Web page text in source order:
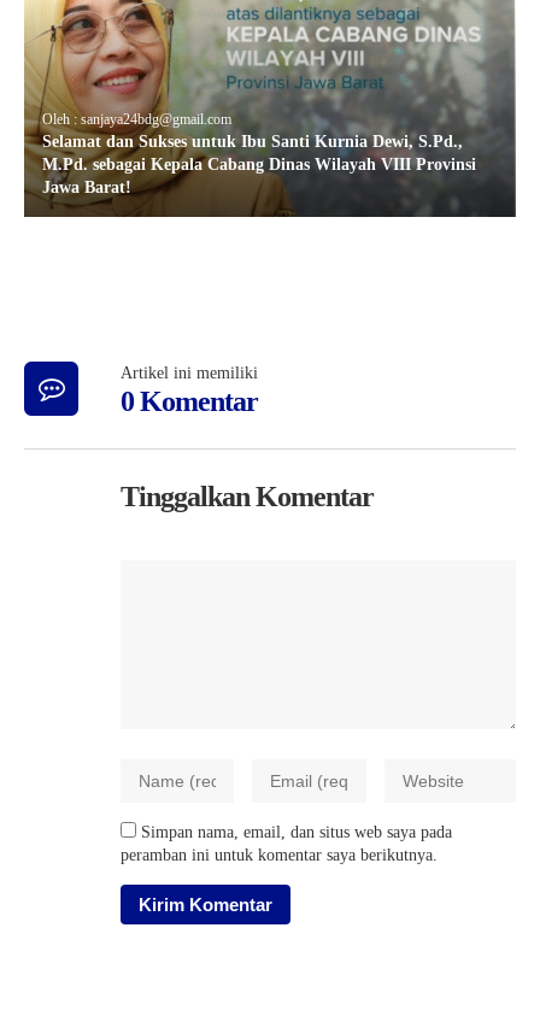
Oleh : sanjaya24bdg@gmail.com
Selamat dan Sukses untuk Ibu Santi Kurnia Dewi, S.Pd.,
M.Pd. sebagai Kepala Cabang Dinas Wilayah VIII Provinsi
Jawa Barat!
Artikel ini memiliki
0 Komentar
Tinggalkan Komentar
Simpan nama, email, dan situs web saya pada
peramban ini untuk komentar saya berikutnya.